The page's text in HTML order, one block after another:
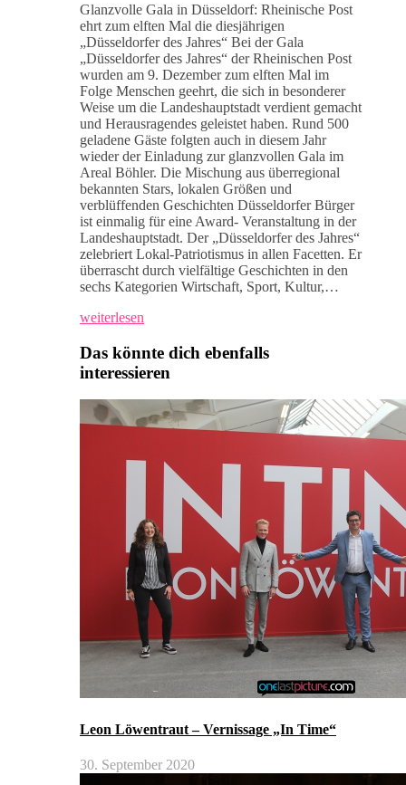
Glanzvolle Gala in Düsseldorf: Rheinische Post
ehrt zum elften Mal die diesjährigen
„Düsseldorfer des Jahres“ Bei der Gala
„Düsseldorfer des Jahres“ der Rheinischen Post
wurden am 9. Dezember zum elften Mal im
Folge Menschen geehrt, die sich in besonderer
Weise um die Landeshauptstadt verdient gemacht
und Herausragendes geleistet haben. Rund 500
geladene Gäste folgten auch in diesem Jahr
wieder der Einladung zur glanzvollen Gala im
Areal Böhler. Die Mischung aus überregional
bekannten Stars, lokalen Größen und
verblüffenden Geschichten Düsseldorfer Bürger
ist einmalig für eine Award- Veranstaltung in der
Landeshauptstadt. Der „Düsseldorfer des Jahres“
zelebriert Lokal-Patriotismus in allen Facetten. Er
überrascht durch vielfältige Geschichten in den
sechs Kategorien Wirtschaft, Sport, Kultur,…
weiterlesen
Das könnte dich ebenfalls
interessieren
Leon Löwentraut – Vernissage „In Time“
30. September 2020